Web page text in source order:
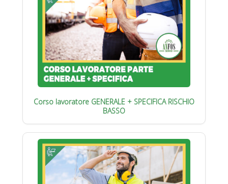
Corso lavoratore GENERALE + SPECIFICA RISCHIO
BASSO